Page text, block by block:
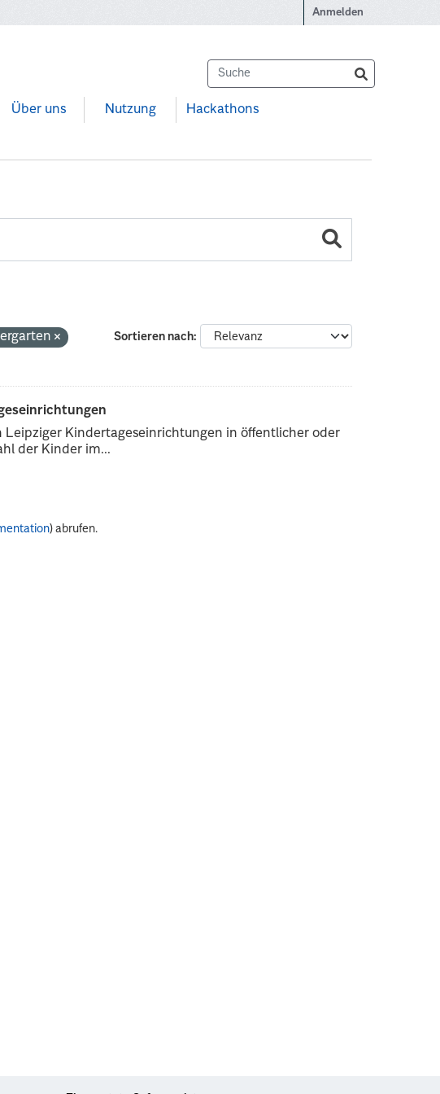
Anmelden
Über uns Nutzung Hackathons
Sortieren nach
Kindertageseinrichtungen in öffentlicher oder
der Kinder im...
) abrufen.